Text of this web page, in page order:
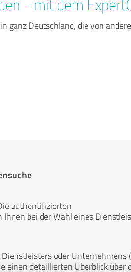
- mit dem
ganz Deutschland, die von
authentifizierten
bei der Wahl eines
oder Unternehmens
einen detaillierten Überblick über